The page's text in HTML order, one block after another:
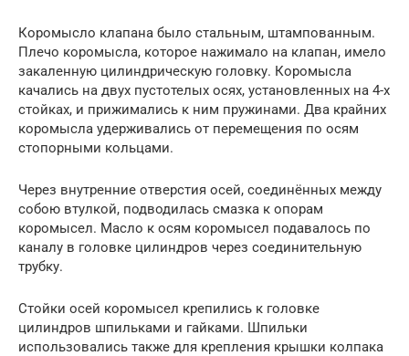
Коромысло клапана было стальным, штампованным.
Плечо коромысла, которое нажимало на клапан, имело
закаленную цилиндрическую головку. Коромысла
качались на двух пустотелых осях, установленных на 4-х
стойках, и прижимались к ним пружинами. Два крайних
коромысла удерживались от перемещения по осям
стопорными кольцами.
Через внутренние отверстия осей, соединённых между
собою втулкой, подводилась смазка к опорам
коромысел. Масло к осям коромысел подавалось по
каналу в головке цилиндров через соединительную
трубку.
Стойки осей коромысел крепились к головке
цилиндров шпильками и гайками. Шпильки
использовались также для крепления крышки колпака